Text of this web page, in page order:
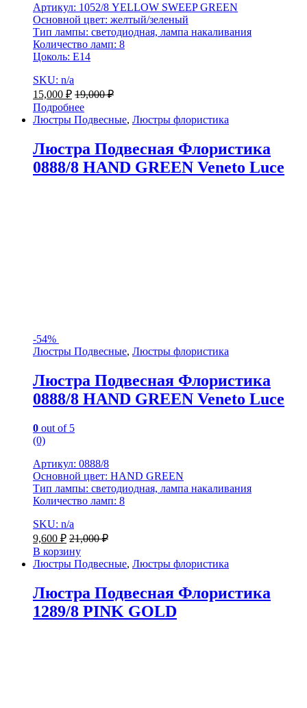
Артикул: 1052/8 YELLOW SWEEP GREEN
Основной цвет: желтый/зеленый
Тип лампы: светодиодная, лампа накаливания
Количество ламп: 8
Цоколь: Е14
SKU: n/a
15,000 ₽ 19,000₽
Подробнее
Люстры Подвесные, Люстры флористика
Люстра Подвесная Флористика
0888/8 HAND GREEN Veneto Luce
-54%
Люстры Подвесные, Люстры флористика
Люстра Подвесная Флористика
0888/8 HAND GREEN Veneto Luce
0 out of 5
(0)
Артикул: 0888/8
Основной цвет: HAND GREEN
Тип лампы: светодиодная, лампа накаливания
Количество ламп: 8
SKU: n/a
9,600 ₽ 21,000₽
В корзину
Люстры Подвесные, Люстры флористика
Люстра Подвесная Флористика
1289/8 PINK GOLD